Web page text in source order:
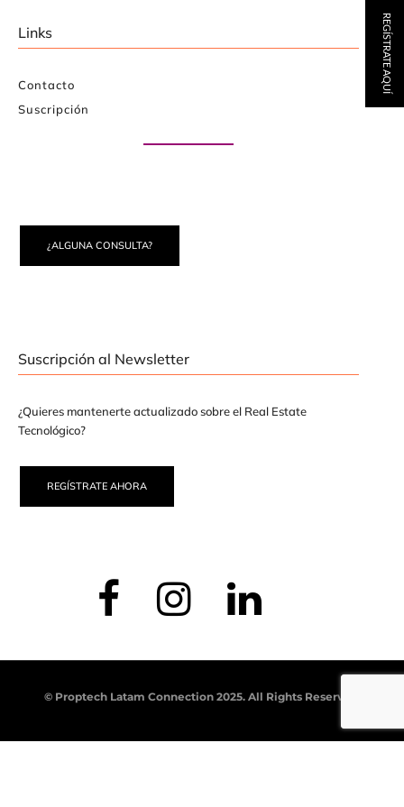
Links
Contacto
Suscripción
¿ALGUNA CONSULTA?
Suscripción al Newsletter
¿Quieres mantenerte actualizado sobre el Real Estate
Tecnológico?
REGÍSTRATE AHORA
© Proptech Latam Connection 2025. All Rights Reserved.
REGÍSTRATE AQUÍ